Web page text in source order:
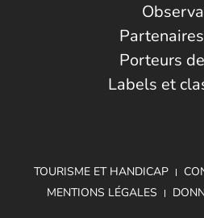
Porteurs
Labels et
TOURISME ET HANDICAP
MENTIONS LÉGALES